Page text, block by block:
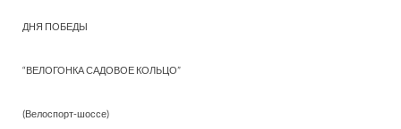
ДНЯ ПОБЕДЫ
“ВЕЛОГОНКА САДОВОЕ КОЛЬЦО”
(Велоспорт-шоссе)